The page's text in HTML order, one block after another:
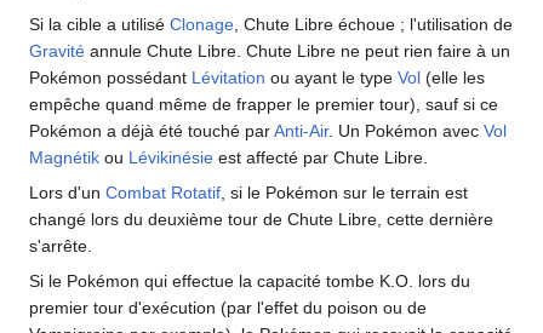
Si la cible a utilisé Clonage , Chute Libre échoue ; l'utilisation de
Gravité annule Chute Libre. Chute Libre ne peut rien faire à un
Pokémon possédant Lévitation ou ayant le type Vol (elle les
empêche quand même de frapper le premier tour), sauf si ce
Pokémon a déjà été touché parAnti-Air. Un Pokémon avec Vol
Magnétik ou Lévikinésie est affecté par Chute Libre.
Lors d'un Combat Rotatif , si le Pokémon sur le terrain est
changé lors du deuxième tour de Chute Libre, cette dernière
s'arrête.
Si le Pokémon qui effectue la capacité tombe K.O. lors du
premier tour d'exécution (par l'effet du poison ou de